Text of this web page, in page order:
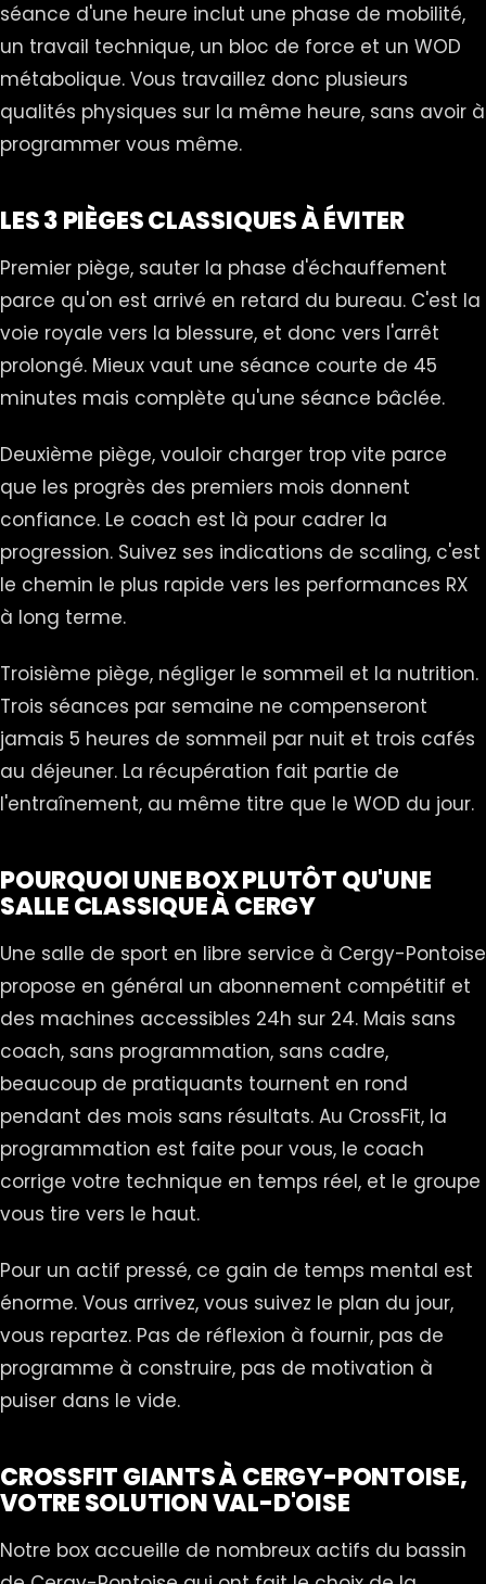
séance d'une heure inclut une phase de mobilité,
un travail technique, un bloc de force et un WOD
métabolique. Vous travaillez donc plusieurs
qualités physiques sur la même heure, sans avoir à
programmer vous même.
LES 3 PIÈGES CLASSIQUES À ÉVITER
Premier piège, sauter la phase d'échauffement
parce qu'on est arrivé en retard du bureau. C'est la
voie royale vers la blessure, et donc vers l'arrêt
prolongé. Mieux vaut une séance courte de 45
minutes mais complète qu'une séance bâclée.
Deuxième piège, vouloir charger trop vite parce
que les progrès des premiers mois donnent
confiance. Le coach est là pour cadrer la
progression. Suivez ses indications de scaling, c'est
le chemin le plus rapide vers les performances RX
à long terme.
Troisième piège, négliger le sommeil et la nutrition.
Trois séances par semaine ne compenseront
jamais 5 heures de sommeil par nuit et trois cafés
au déjeuner. La récupération fait partie de
l'entraînement, au même titre que le WOD du jour.
POURQUOI UNE BOX PLUTÔT QU'UNE
SALLE CLASSIQUE À CERGY
Une salle de sport en libre service à Cergy-Pontoise
propose en général un abonnement compétitif et
des machines accessibles 24h sur 24. Mais sans
coach, sans programmation, sans cadre,
beaucoup de pratiquants tournent en rond
pendant des mois sans résultats. Au CrossFit, la
programmation est faite pour vous, le coach
corrige votre technique en temps réel, et le groupe
vous tire vers le haut.
Pour un actif pressé, ce gain de temps mental est
énorme. Vous arrivez, vous suivez le plan du jour,
vous repartez. Pas de réflexion à fournir, pas de
programme à construire, pas de motivation à
puiser dans le vide.
CROSSFIT GIANTS À CERGY-PONTOISE,
VOTRE SOLUTION VAL-D'OISE
Notre box accueille de nombreux actifs du bassin